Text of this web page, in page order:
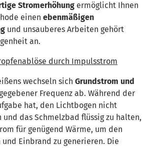
Stromerhöhung ermöglicht Ihnen
einen ebenmäßigen
und unsauberes Arbeiten gehört
an.
durch Impulsstrom
wechseln sich Grundstrom und
Frequenz ab. Während der
hat, den Lichtbogen nicht
und das Schmelzbad flüssig zu halten,
für genügend Wärme, um den
Einbrand zu generieren. Die